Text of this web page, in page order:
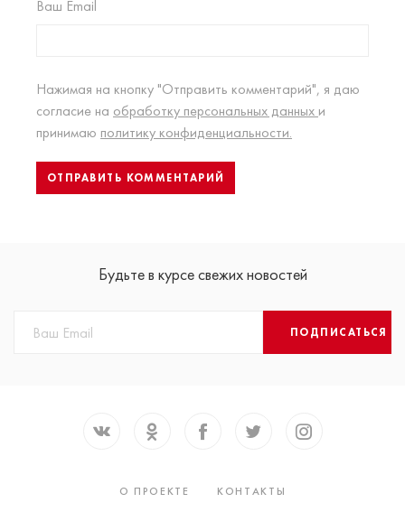
Ваш Email
Нажимая на кнопку "Отправить комментарий", я даю
согласие на обработку персональных данных и
принимаю политику конфиденциальности.
Будьте в курсе свежих новостей
ПОДПИСАТЬСЯ
О ПРОЕКТЕ
КОНТАКТЫ